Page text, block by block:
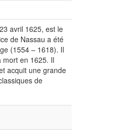
avril 1625, est le
de Nassau a été
(1554 – 1618). Il
mort en 1625. Il
acquit une grande
de